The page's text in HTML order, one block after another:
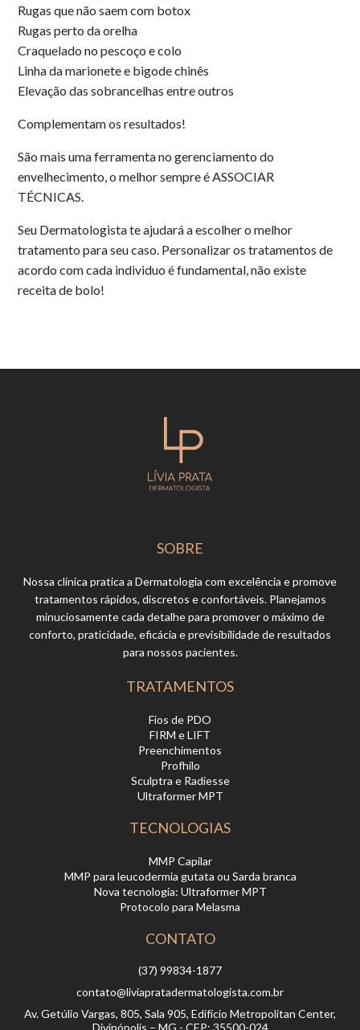
Rugas que não saem com botox
Rugas perto da orelha
Craquelado no pescoço e colo
Linha da marionete e bigode chinês
Elevação das sobrancelhas entre outros
Complementam os resultados!
São mais uma ferramenta no gerenciamento do
envelhecimento, o melhor sempre é ASSOCIAR
TÉCNICAS.
Seu Dermatologista te ajudará a escolher o melhor
tratamento para seu caso. Personalizar os tratamentos de
acordo com cada individuo é fundamental, não existe
receita de bolo!
SOBRE
Nossa clínica pratica a Dermatologia com excelência e promove
tratamentos rápidos, discretos e confortáveis. Planejamos
minuciosamente cada detalhe para promover o máximo de
conforto, praticidade, eficácia e previsibilidade de resultados
para nossos pacientes.
TRATAMENTOS
Fios de PDO
FIRM e LIFT
Preenchimentos
Profhilo
Sculptra e Radiesse
Ultraformer MPT
TECNOLOGIAS
MMP Capilar
MMP para leucodermia gutata ou Sarda branca
Nova tecnologia: Ultraformer MPT
Protocolo para Melasma
CONTATO
(37) 99834-1877
contato@liviapratadermatologista.com.br
Av. Getúlio Vargas, 805, Sala 905, Edifício Metropolitan Center,
Divinópolis – MG - CEP: 35500-024